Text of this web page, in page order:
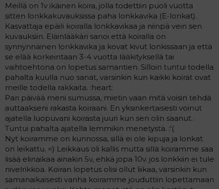
Meillä on 1v ikäinen koira, jolla todettiin puoli vuotta
sitten lonkkakuvauksissa paha lonkkavika (E-lonkat).
Kasvattaja epäili koiralla lonkkavikaa ja niinpä vein sen
kuvauksiin. Eläinlääkäri sanoi että koiralla on
synnynnäinen lonkkavika ja kovat kivut lonkissaan ja että
se elää korkeintaan 3-4 vuotta lääkityksellä tai
vaihtoehtona on lopetus samantien. Silloin tuntui todella
pahalta kuulla nuo sanat, varsinkin kun kaikki koirat ovat
meille todella rakkaita. :heart:
Pari päivää meni sumussa, mietin vaan mitä voisin tehdä
auttaakseni rakasta koiraani. En yksinkertaisesti voinut
ajatella luopuvani koirasta juuri kun sen olin saanut.
Tuntui pahalta ajatella lemmikin menetystä. :'(
Nyt koiramme on kunnossa, sillä ei ole kipuja ja lonkat
on leikattu. =) Leikkaus oli kallis mutta sillä koiramme saa
lisää elinaikaa ainakin 5v, ehkä jopa 10v. jos lonkkiin ei tule
nivelrikkoa. Koiran lopetus olisi ollut liikaa, varsinkin kun
samanaikaisesti vanha koiramme jouduttiin lopettamaan